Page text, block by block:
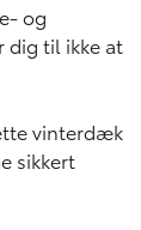
og
dig til ikke at
vinterdæk
sikkert